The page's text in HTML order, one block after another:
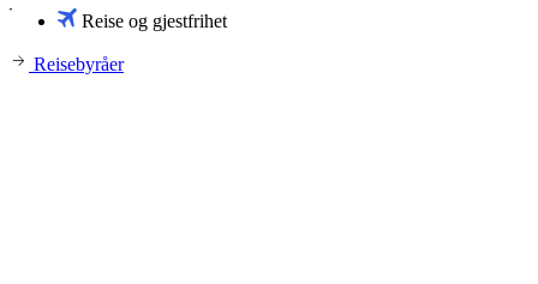
Reise og gjestfrihet
Reisebyråer